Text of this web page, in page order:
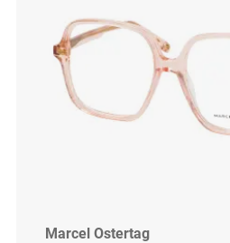
Marcel Ostertag